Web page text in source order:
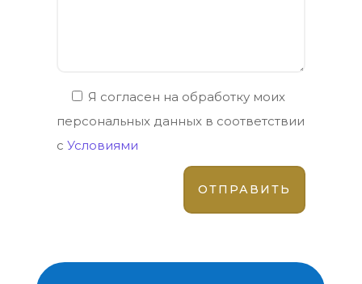
Я согласен на обработку моих
персональных данных в соответствии
с Условиями